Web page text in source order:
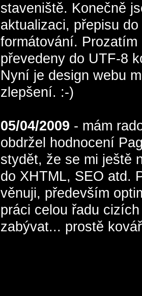
staveniště. Konečně
aktualizaci, přepisu
formátování.
převedeny do UTF-8
Nyní je design webu
zlepšení. :-)
05/04/2009 - mám
obdržel hodnocení
stydět, že se mi ještě
do XHTML, SEO atd.
věnuji, především
práci celou řadu
zabývat... prostě